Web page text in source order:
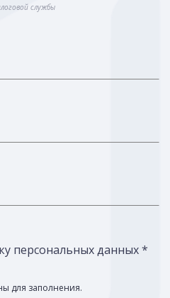
службы
персональных данных *
для заполнения.